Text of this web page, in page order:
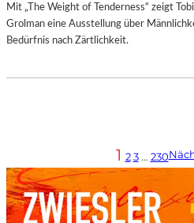
Mit „The Weight of Tenderness“ zeigt
Grolman eine Ausstellung über
Bedürfnis nach Zärtlichkeit.
1 2 3 … 230